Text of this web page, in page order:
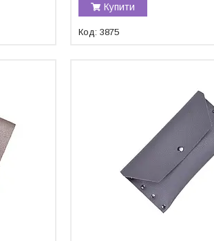
Купити
3875